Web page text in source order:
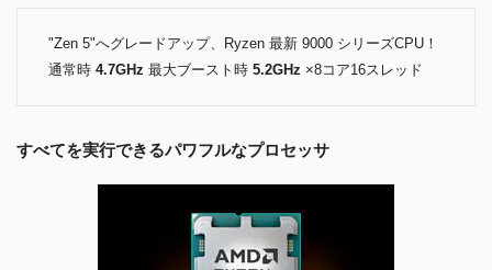
"Zen 5"へグレードアップ、Ryzen 最新 9000 シリーズCPU！
通常時 4.7GHz 最大ブースト時 5.2GHz ×8コア16スレッド
すべてを実行できるパワフルなプロセッサ